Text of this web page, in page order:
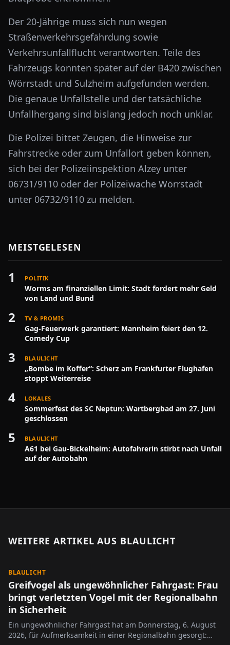
Der 20-Jährige muss sich nun wegen
Straßenverkehrsgefährdung sowie
Verkehrsunfallflucht verantworten. Teile des
Fahrzeugs konnten später auf der B420 zwischen
Wörrstadt und Sulzheim aufgefunden werden.
Die genaue Unfallstelle und der tatsächliche
Unfallhergang sind bislang jedoch noch unklar.
Die Polizei bittet Zeugen, die Hinweise zur
Fahrstrecke oder zum Unfallort geben können,
sich bei der Polizeiinspektion Alzey unter
06731/9110 oder der Polizeiwache Wörrstadt
unter 06732/9110 zu melden.
MEISTGELESEN
1 POLITIK
Worms am finanziellen Limit: Stadt fordert mehr Geld
von Land und Bund
2 TV & PROMIS
Gag-Feuerwerk garantiert: Mannheim feiert den 12.
Comedy Cup
3 BLAULICHT
„Bombe im Koffer“: Scherz am Frankfurter Flughafen
stoppt Weiterreise
4 LOKALES
Sommerfest des SC Neptun: Wartbergbad am 27. Juni
geschlossen
5 BLAULICHT
A61 bei Gau-Bickelheim: Autofahrerin stirbt nach Unfall
auf der Autobahn
WEITERE ARTIKEL AUS BLAULICHT
BLAULICHT
Greifvogel als ungewöhnlicher Fahrgast: Frau
bringt verletzten Vogel mit der Regionalbahn
in Sicherheit
Ein ungewöhnlicher Fahrgast hat am Donnerstag, 6. August
2026, für Aufmerksamkeit in einer Regionalbahn gesorgt: